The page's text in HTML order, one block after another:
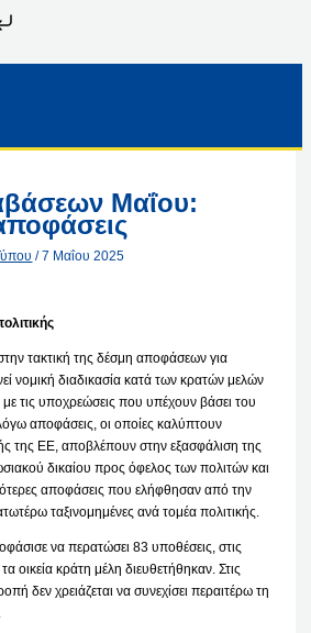
Μαΐου:
/7 Μαΐου 2025
τακτική της δέσμη αποφάσεων για
νομική διαδικασία κατά των κρατών μελών
τις υποχρεώσεις που υπέχουν βάσει του
αποφάσεις, οι οποίες καλύπτουν
της ΕΕ, αποβλέπουν στην εξασφάλιση της
δικαίου προς όφελος των πολιτών και
αποφάσεις που ελήφθησαν από την
ταξινομημένες ανά τομέα πολιτικής.
να περατώσει 83 υποθέσεις, στις
οικεία κράτη μέλη διευθετήθηκαν. Στις
δεν χρειάζεται να συνεχίσει περαιτέρω τη